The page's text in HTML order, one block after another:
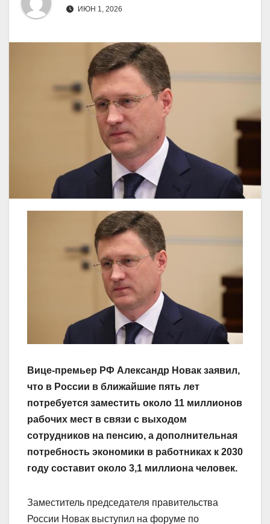
ИЮН 1, 2026
Вице-премьер РФ Александр Новак заявил,
что в России в ближайшие пять лет
потребуется заместить около 11 миллионов
рабочих мест в связи с выходом
сотрудников на пенсию, а дополнительная
потребность экономики в работниках к 2030
году составит около 3,1 миллиона человек.
Заместитель председателя правительства
России Новак выступил на форуме по